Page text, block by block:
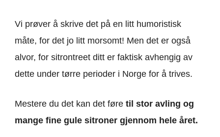
Vi prøver å skrive det på en litt humoristisk
måte, for det jo litt morsomt! Men det er også
alvor, for sitrontreet ditt er faktisk avhengig av
dette under tørre perioder i Norge for å trives.
Mestere du det kan det føre til stor avling og
mange fine gule sitroner gjennom hele året.